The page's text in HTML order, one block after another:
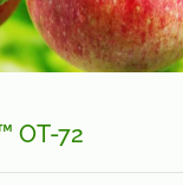
OT-72